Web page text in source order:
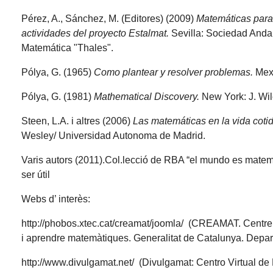
Pérez, A., Sánchez, M. (Editores) (2009) Matemáticas
actividades del proyecto Estalmat. Sevilla: Sociedad
Matemática "Thales".
Pólya, G. (1965) Como plantear y resolver problemas.
Pólya, G. (1981) Mathematical Discovery. New York: J.
Steen, L.A. i altres (2006) Las matemáticas en la vida
Wesley/ Universidad Autonoma de Madrid.
Varis autors (2011).Col.lecció de RBA “el mundo es
ser útil
Webs d’ interès:
http://phobos.xtec.cat/creamat/joomla/ (CREAMAT.
i aprendre matemàtiques. Generalitat de Catalunya.
http://www.divulgamat.net/ (Divulgamat: Centro Virtual